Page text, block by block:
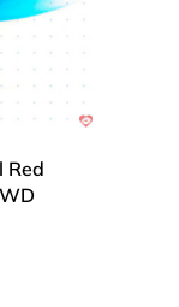
Red